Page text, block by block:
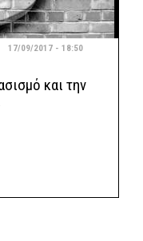
17/09/2017 - 18:50
και την